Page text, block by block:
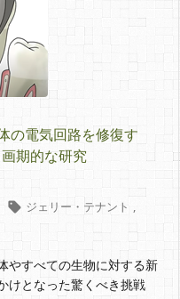
の電気回路を修復す
期的な研究
 ジェリー・テナント ,
やすべての生物に対する新
けとなった驚くべき挑戦